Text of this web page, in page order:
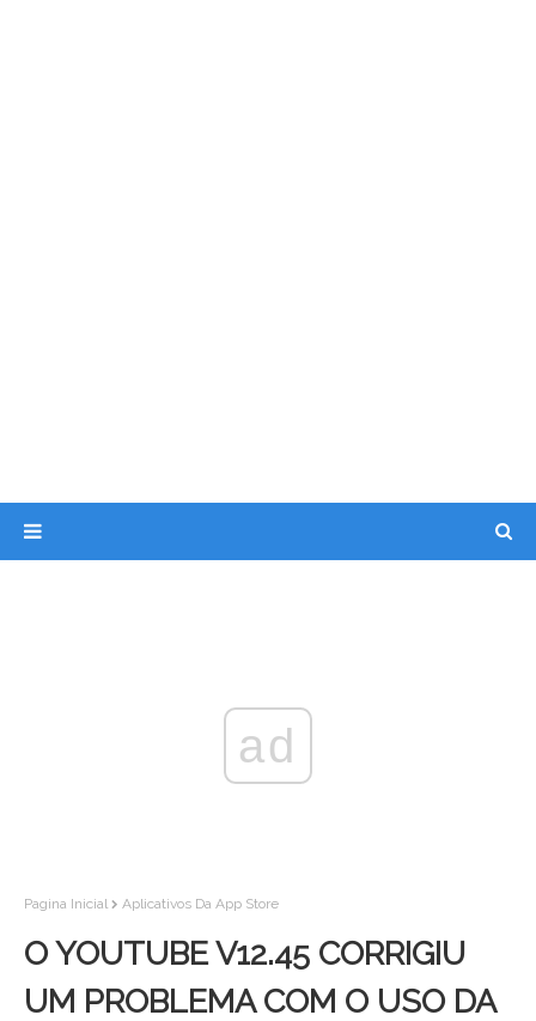
ad
Pagina Inicial Aplicativos Da App Store
O YOUTUBE V12.45 CORRIGIU
UM PROBLEMA COM O USO DA